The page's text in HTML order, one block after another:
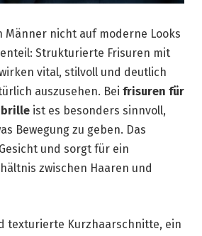
Männer nicht auf moderne Looks
Strukturierte Frisuren mit
vital, stilvoll und deutlich
auszusehen. Bei frisuren für
brille ist es besonders sinnvoll,
Bewegung zu geben. Das
und sorgt für ein
zwischen Haaren und
texturierte Kurzhaarschnitte, ein